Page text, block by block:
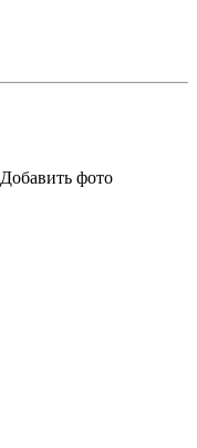
Добавить фото